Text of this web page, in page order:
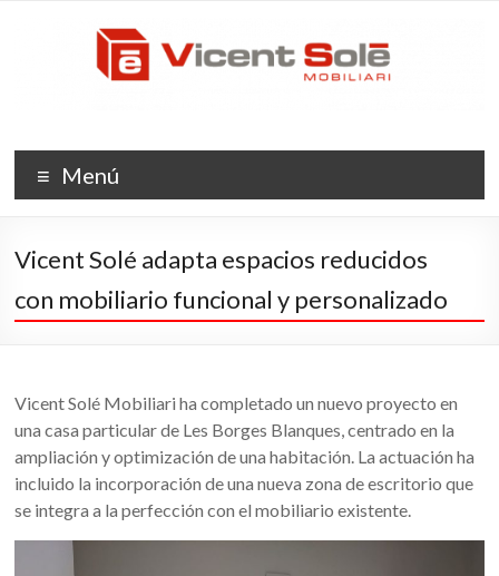
Vicent
evolución
Menú
Vicent Solé adapta espacios reducidos
con mobiliario funcional y personalizado
Vicent Solé Mobiliari ha completado un nuevo proyecto en
una casa particular de Les Borges Blanques, centrado en la
ampliación y optimización de una habitación. La actuación ha
incluido la incorporación de una nueva zona de escritorio que
se integra a la perfección con el mobiliario existente.